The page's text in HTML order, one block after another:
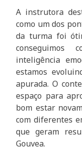
A instrutora
como um dos
da turma foi
conseguimos
inteligência
estamos
apurada. O
espaço para
bom estar
com diferentes
que geram
Gouvea.